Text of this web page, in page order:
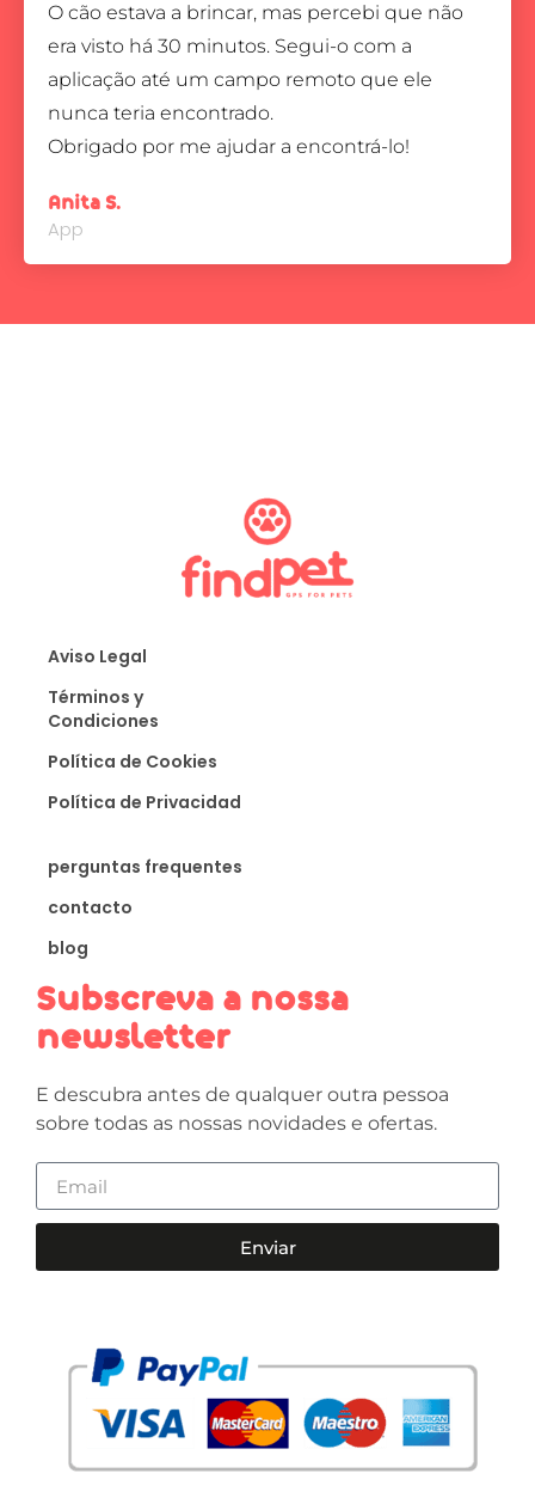
O cão estava a brincar, mas percebi que não
era visto há 30 minutos. Segui-o com a
aplicação até um campo remoto que ele
nunca teria encontrado.
Obrigado por me ajudar a encontrá-lo!
Anita S.
App
Aviso Legal
Términos y
Condiciones
Política de Cookies
Política de Privacidad
perguntas frequentes
contacto
blog
Subscreva a nossa
newsletter
E descubra antes de qualquer outra pessoa
sobre todas as nossas novidades e ofertas.
Enviar